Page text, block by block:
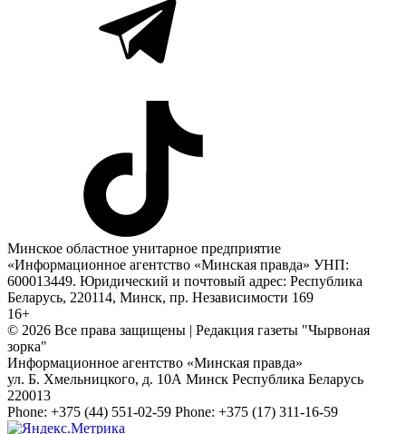
Минское областное унитарное предприятие
«Информационное агентство «Минская правда» УНП:
600013449. Юридический и почтовый адрес: Республика
Беларусь, 220114, Минск, пр. Независимости 169
16+
© 2026 Все права защищены | Редакция газеты "Чырвоная
зорка"
Информационное агентство «Минская правда»
ул. Б. Хмельницкого, д. 10А Минск Республика Беларусь
220013
Phone: +375 (44) 551-02-59 Phone: +375 (17) 311-16-59